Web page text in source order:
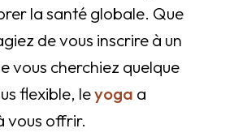
la santé globale. Que
de vous inscrire à un
vous cherchiez quelque
flexible, leyoga a
vous offrir.